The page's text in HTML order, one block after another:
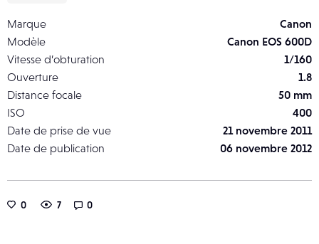
Marque
Canon
Modèle
Canon EOS 600D
Vitesse d’obturation
1/160
Ouverture
1.8
Distance focale
50 mm
ISO
400
Date de prise de vue
21 novembre 2011
Date de publication
06 novembre 2012
0 7 0